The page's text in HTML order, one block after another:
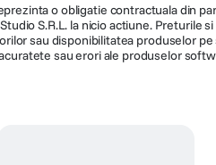
o obligatie contractuala din
S.R.L. la nicio actiune.
sau disponibilitatea produselor
sau erori ale produselor